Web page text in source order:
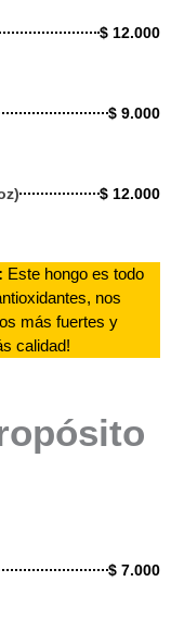
$ 12.000
$ 9.000
$ 12.000
Este hongo es todo
nos
más fuertes y
calidad!
$ 7.000